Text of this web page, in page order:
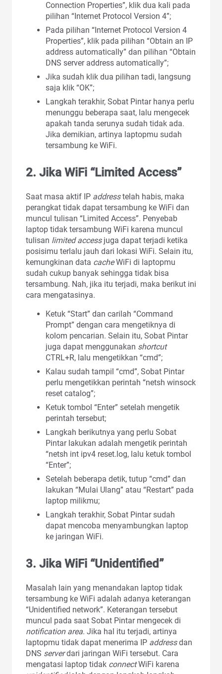
Connection Properties”, klik dua kali pada
pilihan “Internet Protocol Version 4”;
Pada pilihan “Internet Protocol Version 4
Properties”, klik pada pilihan “Obtain an IP
address automatically” dan pilihan “Obtain
DNS server address automatically”;
Jika sudah klik dua pilihan tadi, langsung
saja klik “OK”;
Langkah terakhir, Sobat Pintar hanya perlu
menunggu beberapa saat, lalu mengecek
apakah tanda serunya sudah tidak ada.
Jika demikian, artinya laptopmu sudah
tersambung ke WiFi.
2. Jika WiFi “Limited Access”
Saat masa aktif IP addresstelah habis, maka
perangkat tidak dapat tersambung ke WiFi dan
muncul tulisan “Limited Access”. Penyebab
laptop tidak tersambung WiFi karena muncul
tulisan limited accessjuga dapat terjadi ketika
posisimu terlalu jauh dari lokasi WiFi. Selain itu,
kemungkinan data cacheWiFi di laptopmu
sudah cukup banyak sehingga tidak bisa
tersambung. Nah, jika itu terjadi, maka berikut ini
cara mengatasinya.
Ketuk “Start” dan carilah “Command
Prompt” dengan cara mengetiknya di
kolom pencarian. Selain itu, Sobat Pintar
juga dapat menggunakan shortcut
CTRL+R, lalu mengetikkan “cmd”;
Kalau sudah tampil “cmd”, Sobat Pintar
perlu mengetikkan perintah “netsh winsock
reset catalog”;
Ketuk tombol “Enter” setelah mengetik
perintah tersebut;
Langkah berikutnya yang perlu Sobat
Pintar lakukan adalah mengetik perintah
“netsh int ipv4 reset.log, lalu ketuk tombol
“Enter”;
Setelah beberapa detik, tutup “cmd” dan
lakukan “Mulai Ulang” atau “Restart” pada
laptop milikmu;
Langkah terakhir, Sobat Pintar sudah
dapat mencoba menyambungkan laptop
ke jaringan WiFi.
3. Jika WiFi “Unidentified”
Masalah lain yang menandakan laptop tidak
tersambung ke WiFi adalah adanya keterangan
“Unidentified network”. Keterangan tersebut
muncul pada saat Sobat Pintar mengecek di
notification area. Jika hal itu terjadi, artinya
laptopmu tidak dapat menerima IP addressdan
DNS serverdari jaringan WiFi tersebut. Cara
mengatasi laptop tidak connectWiFi karena